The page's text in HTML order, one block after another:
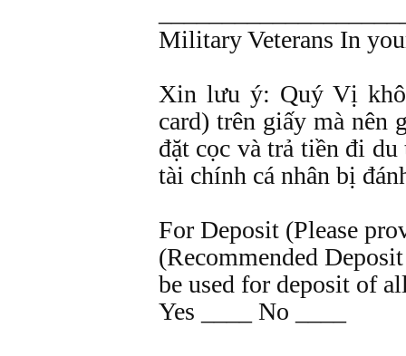
Military Veterans In
Xin lưu ý: Quý Vị
card) trên giấy mà nên
đặt cọc và trả tiền đi
tài chính cá nhân bị
For Deposit (Please
(Recommended
be used for deposit of
Yes ____ No ____